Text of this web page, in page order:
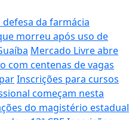
defesa da farmácia
morreu após uso de
Mercado Livre abre
com centenas de vagas
Inscrições para cursos
começam nesta
do magistério estadual